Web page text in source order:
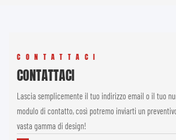
CONTATTACI
CONTATTACI
Lascia semplicemente il tuo indirizzo email o il tuo
modulo di contatto, così potremo inviarti un
vasta gamma di design!